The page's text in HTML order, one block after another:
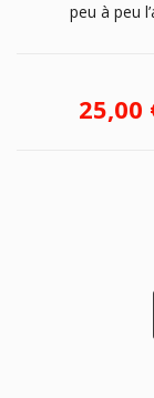
peu à peu
25,00